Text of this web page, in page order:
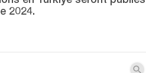
2024.